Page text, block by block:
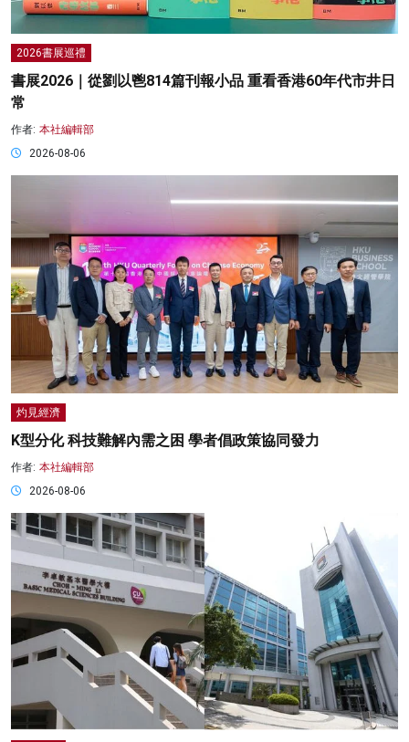
2026書展巡禮
書展2026｜從劉以鬯814篇刊報小品 重看香港60年代市井日
常
作者: 本社編輯部
2026-08-06
灼見經濟
K型分化 科技難解內需之困 學者倡政策協同發力
作者: 本社編輯部
2026-08-06